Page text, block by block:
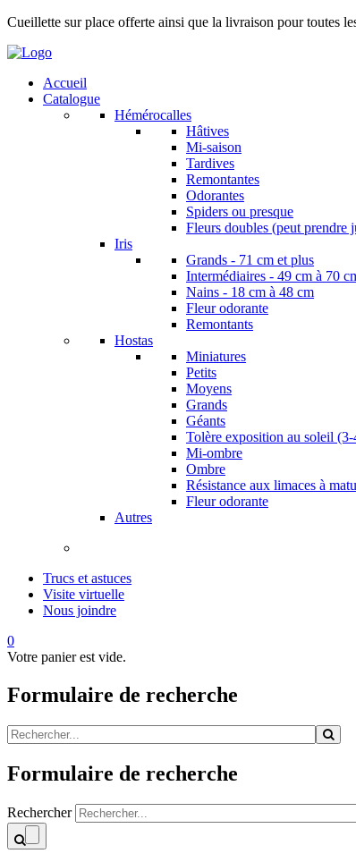
Cueillette sur place offerte ainsi que la livraison pour toutes
Accueil
Catalogue
Hémérocalles
Hâtives
Mi-saison
Tardives
Remontantes
Odorantes
Spiders ou presque
Fleurs doubles (peut prendre
Iris
Grands - 71 cm et plus
Intermédiaires - 49 cm à 70
Nains - 18 cm à 48 cm
Fleur odorante
Remontants
Hostas
Miniatures
Petits
Moyens
Grands
Géants
Tolère exposition au soleil
Mi-ombre
Ombre
Résistance aux limaces à
Fleur odorante
Autres
Trucs et astuces
Visite virtuelle
Nous joindre
0
Votre panier est vide.
Formulaire de recherche
Formulaire de recherche
Rechercher